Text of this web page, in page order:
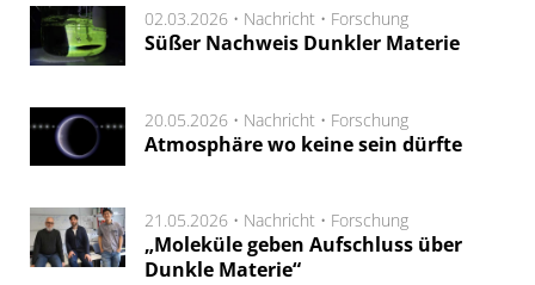
02.03.2026 • Nachricht • Forschung
Süßer Nachweis Dunkler Materie
20.05.2026 • Nachricht • Forschung
Atmosphäre wo keine sein dürfte
21.05.2026 • Nachricht • Forschung
„Moleküle geben Aufschluss über
Dunkle Materie“